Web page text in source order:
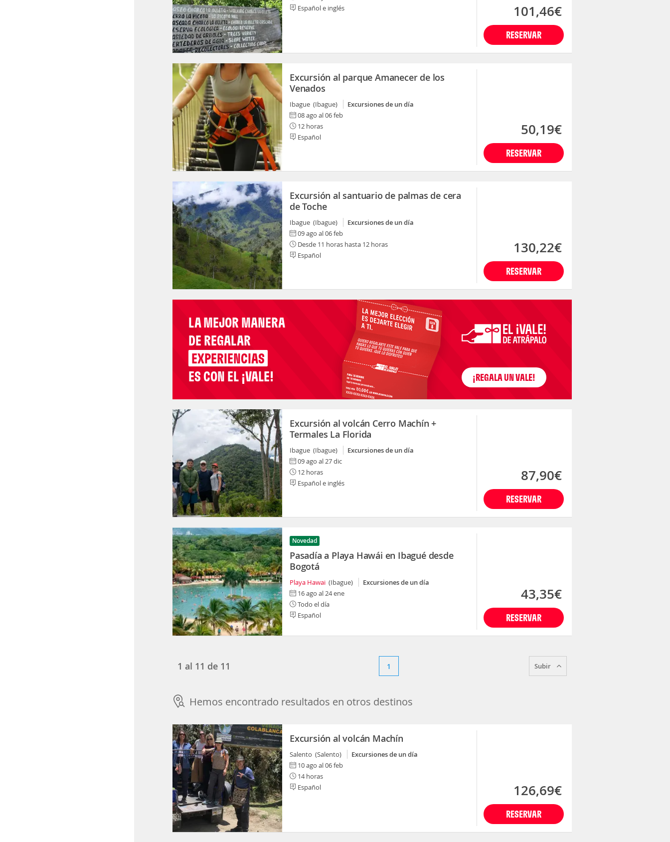
Español e inglés
RESERVAR
101,46€
Excursión al parque Amanecer de los
Venados
Ibague (Ibague)
Excursiones de un día
08 ago al 06 feb
12 horas
Español
RESERVAR
50,19€
Excursión al santuario de palmas de cera
de Toche
Ibague (Ibague)
Excursiones de un día
09 ago al 06 feb
Desde 11 horas hasta 12 horas
Español
RESERVAR
130,22€
LA MEJOR MANERA
DE REGALAR
EXPERIENCIAS
ES CON EL ¡VALE!
Excursión al volcán Cerro Machín +
Termales La Florida
Ibague (Ibague)
Excursiones de un día
09 ago al 27 dic
12 horas
Español e inglés
RESERVAR
87,90€
Novedad
Pasadía a Playa Hawái en Ibagué desde
Bogotá
Playa Hawai (Ibague)
Excursiones de un día
16 ago al 24 ene
Todo el día
Español
RESERVAR
43,35€
1 al 11 de 11 1 Subir
Hemos encontrado resultados en otros destinos
Excursión al volcán Machín
Salento (Salento)
Excursiones de un día
10 ago al 06 feb
14 horas
Español
RESERVAR
126,69€